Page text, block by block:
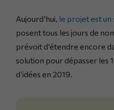
Aujourd’hui, le projet est un
posent tous les jours de
prévoit d’étendre encore
solution pour dépasser les
d’idées en 2019.